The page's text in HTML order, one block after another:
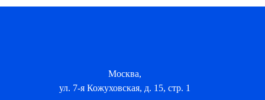
Москва,
ул. 7-я Кожуховская, д. 15, стр. 1